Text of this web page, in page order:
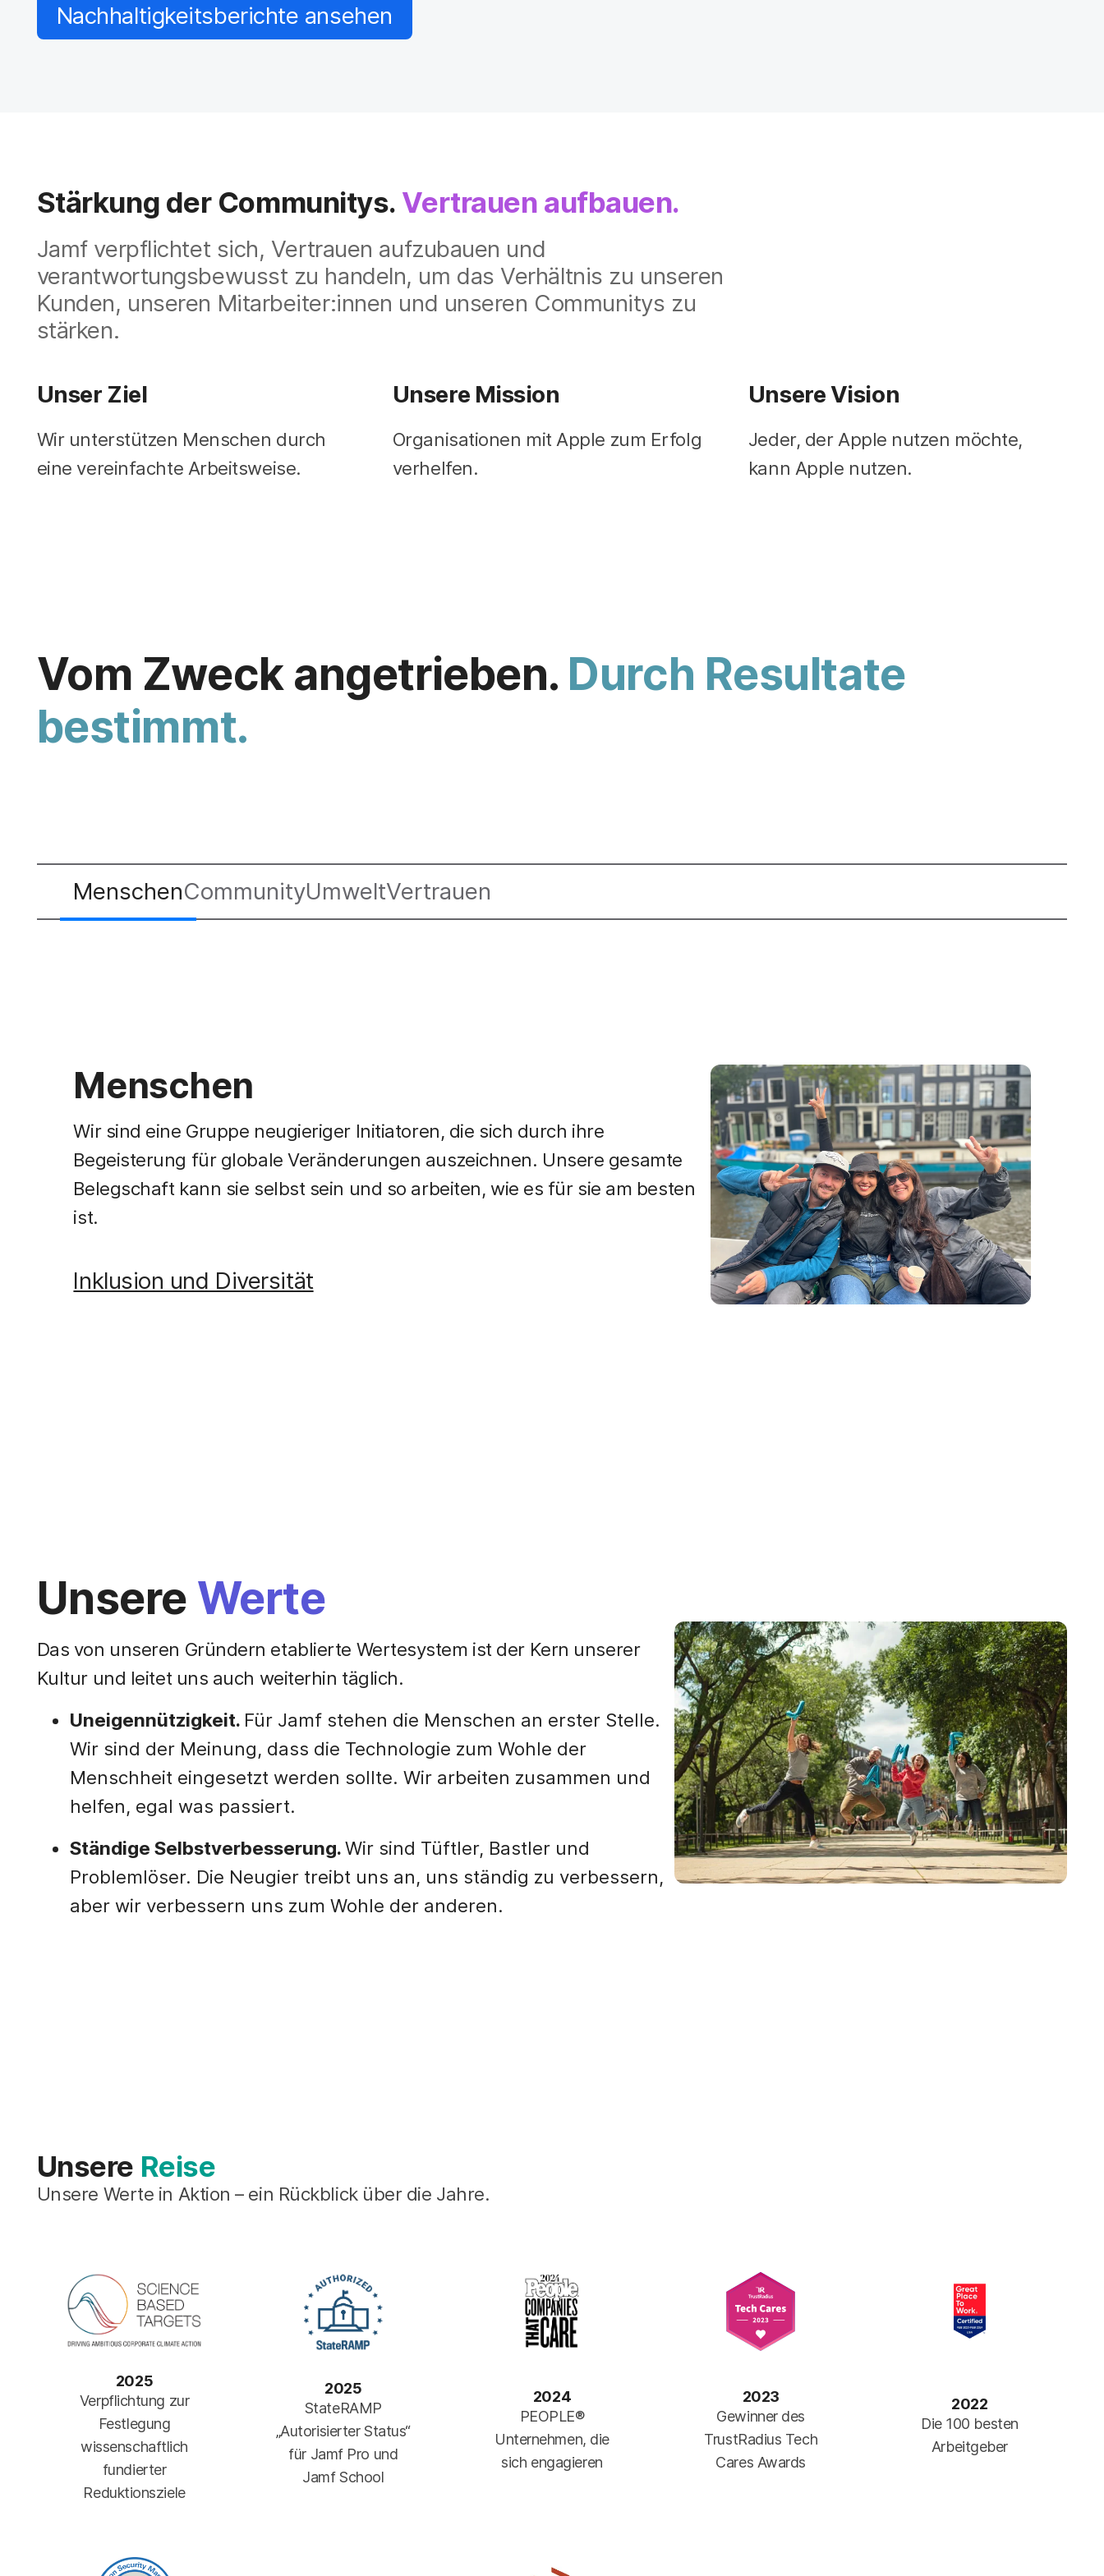
u
e
n
Nachhaltigkeitsberichte ansehen
Stärkung der Communitys. Vertrauen aufbauen.
Jamf verpflichtet sich, Vertrauen aufzubauen und
verantwortungsbewusst zu handeln, um das Verhältnis zu unseren
Kunden, unseren Mitarbeiter:innen und unseren Communitys zu
stärken.
Unser Ziel
Wir unterstützen Menschen durch
eine vereinfachte Arbeitsweise.
Unsere Mission
Organisationen mit Apple zum Erfolg
verhelfen.
Unsere Vision
Jeder, der Apple nutzen möchte,
kann Apple nutzen.
Vom Zweck angetrieben. Durch Resultate
bestimmt.
MenschenCommunityUmweltVertrauen
Menschen
Wir sind eine Gruppe neugieriger Initiatoren, die sich durch ihre
Begeisterung für globale Veränderungen auszeichnen. Unsere gesamte
Belegschaft kann sie selbst sein und so arbeiten, wie es für sie am besten
ist.
Inklusion und Diversität
Unsere Werte
Das von unseren Gründern etablierte Wertesystem ist der Kern unserer
Kultur und leitet uns auch weiterhin täglich.
Uneigennützigkeit. Für Jamf stehen die Menschen an erster Stelle.
Wir sind der Meinung, dass die Technologie zum Wohle der
Menschheit eingesetzt werden sollte. Wir arbeiten zusammen und
helfen, egal was passiert.
Ständige Selbstverbesserung.Wir sind Tüftler, Bastler und
Problemlöser. Die Neugier treibt uns an, uns ständig zu verbessern,
aber wir verbessern uns zum Wohle der anderen.
Unsere Reise
Unsere Werte in Aktion – ein Rückblick über die Jahre.
2025
Verpflichtung zur
Festlegung
wissenschaftlich
fundierter
Reduktionsziele
2025
StateRAMP
„Autorisierter Status“
für Jamf Pro und
Jamf School
2024
PEOPLE®
Unternehmen, die
sich engagieren
2023
Gewinner des
TrustRadius Tech
Cares Awards
2022
Die 100 besten
Arbeitgeber